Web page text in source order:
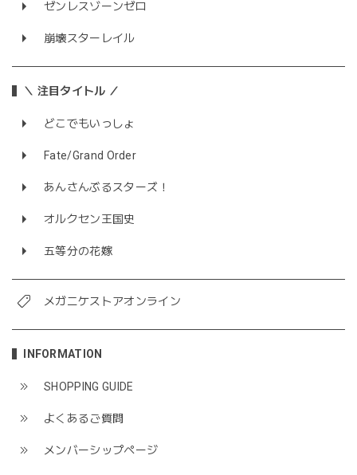
ゼンレスゾーンゼロ
崩壊スターレイル
＼ 注目タイトル ／
どこでもいっしょ
Fate/Grand Order
あんさんぶるスターズ！
オルクセン王国史
五等分の花嫁
メガニケストアオンライン
INFORMATION
SHOPPING GUIDE
よくあるご質問
メンバーシップページ